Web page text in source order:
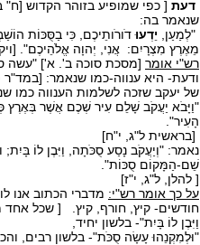
דעת [ כפי שמופיע בזוהר הקדוש [ח"
שנאמר בה:
"לְמַעַן, יֵדְעוּדֹורֹותֵיכֶם, כִּי בַסֻּכּוֹת
מֵאֶרֶץ מִצְרָיִם: אֲנִי, יְהוָה אֱלֹהֵיכֶם".
רש"י אומר [מסכת סוכה ב'. א'] "עשה
ודעת- היא ענווה-כמו שנאמר: [במד"ר
של יעקב שזכה לשלמות הענווה כמו
"וַיָּבֹא יַעֲקֹב שָׁלֵם עִיר שְׁכֶם אֲשֶׁר בְּאֶרֶץ
הָעִיר".
[בראשית ל"ג, י"ח]
נאמר: "וְיַעֲקֹב נָסַע סֻכֹּתָה, וַיִּבֶן לוֹ
שֵׁם-הַמָּקוֹם סֻכּוֹת".
[ להלן, ל"ג, י"ז]
על כך אומר רש"י: מדברי הכתוב אנו
חודשים- קיץ, חורף, קיץ. [ שכל
וַיִּבֶן לוֹ בָּיִת"- בלשון יחיד,
"וּלְמִקְנֵהוּ עָשָׂה סֻכֹּת"- בלשון רבים,